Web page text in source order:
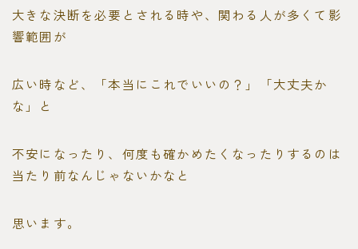
大きな決断を必要とされる時や、関わる人が多くて影
響範囲が
広い時など、「本当にこれでいいの？」「大丈夫か
な」と
不安になったり、何度も確かめたくなったりするのは
当たり前なんじゃないかなと
思います。